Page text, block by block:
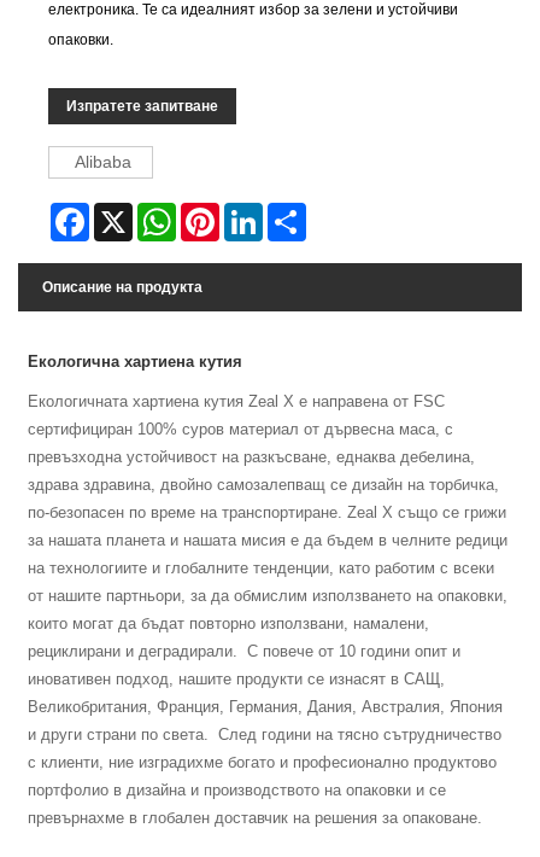
електроника. Те са идеалният избор за зелени и устойчиви
опаковки.
Изпратете запитване
Alibaba
Facebook WhatsAppPinterestLinkedIn
Описание на продукта
Екологична хартиена кутия
Екологичната хартиена кутия Zeal X е направена от FSC
сертифициран 100% суров материал от дървесна маса, с
превъзходна устойчивост на разкъсване, еднаква дебелина,
здрава здравина, двойно самозалепващ се дизайн на торбичка,
по-безопасен по време на транспортиране. Zeal X също се грижи
за нашата планета и нашата мисия е да бъдем в челните редици
на технологиите и глобалните тенденции, като работим с всеки
от нашите партньори, за да обмислим използването на опаковки,
които могат да бъдат повторно използвани, намалени,
рециклирани и деградирали. С повече от 10 години опит и
иновативен подход, нашите продукти се изнасят в САЩ,
Великобритания, Франция, Германия, Дания, Австралия, Япония
и други страни по света. След години на тясно сътрудничество
с клиенти, ние изградихме богато и професионално продуктово
портфолио в дизайна и производството на опаковки и се
превърнахме в глобален доставчик на решения за опаковане.